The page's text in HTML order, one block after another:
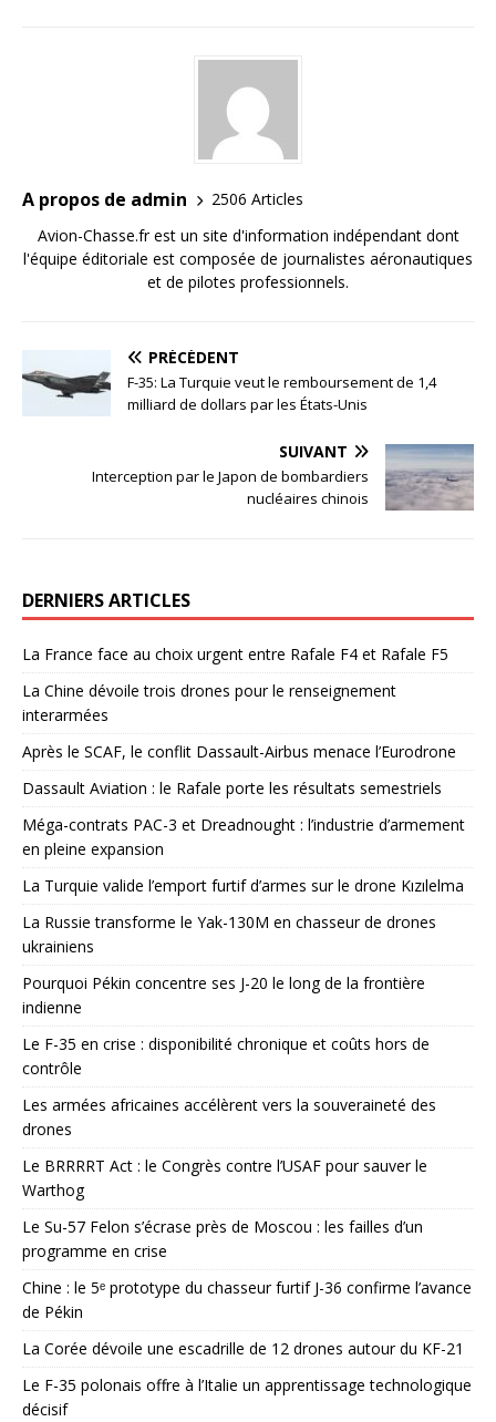
A propos de admin
2506 Articles
Avion-Chasse.fr est un site d'information indépendant dont
l'équipe éditoriale est composée de journalistes aéronautiques
et de pilotes professionnels.
PRÉCÉDENT
F-35: La Turquie veut le remboursement de 1,4
milliard de dollars par les États-Unis
SUIVANT
Interception par le Japon de bombardiers
nucléaires chinois
DERNIERS ARTICLES
La France face au choix urgent entre Rafale F4 et Rafale F5
La Chine dévoile trois drones pour le renseignement
interarmées
Après le SCAF, le conflit Dassault-Airbus menace l’Eurodrone
Dassault Aviation : le Rafale porte les résultats semestriels
Méga-contrats PAC-3 et Dreadnought : l’industrie d’armement
en pleine expansion
La Turquie valide l’emport furtif d’armes sur le drone Kızılelma
La Russie transforme le Yak-130M en chasseur de drones
ukrainiens
Pourquoi Pékin concentre ses J-20 le long de la frontière
indienne
Le F-35 en crise : disponibilité chronique et coûts hors de
contrôle
Les armées africaines accélèrent vers la souveraineté des
drones
Le BRRRRT Act : le Congrès contre l’USAF pour sauver le
Warthog
Le Su-57 Felon s’écrase près de Moscou : les failles d’un
programme en crise
Chine : le 5ᵉ prototype du chasseur furtif J-36 confirme l’avance
de Pékin
La Corée dévoile une escadrille de 12 drones autour du KF-21
Le F-35 polonais offre à l’Italie un apprentissage technologique
décisif